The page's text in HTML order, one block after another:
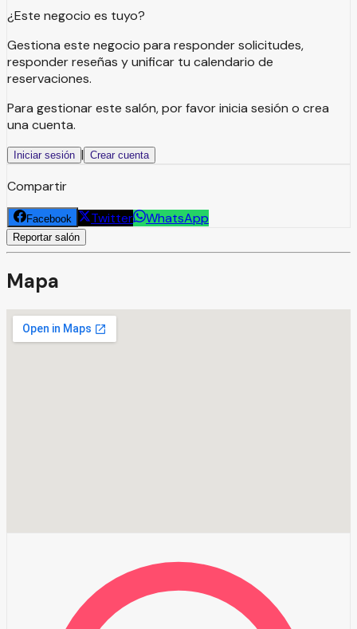
¿Este negocio es tuyo?
Gestiona este negocio para responder solicitudes,
responder reseñas y unificar tu calendario de
reservaciones.
Para gestionar este salón, por favor inicia sesión o crea
una cuenta.
Iniciar sesión | Crear cuenta
Compartir
Facebook Twitter WhatsApp
Reportar salón
Mapa